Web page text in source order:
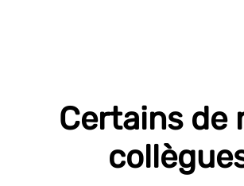
Certains de